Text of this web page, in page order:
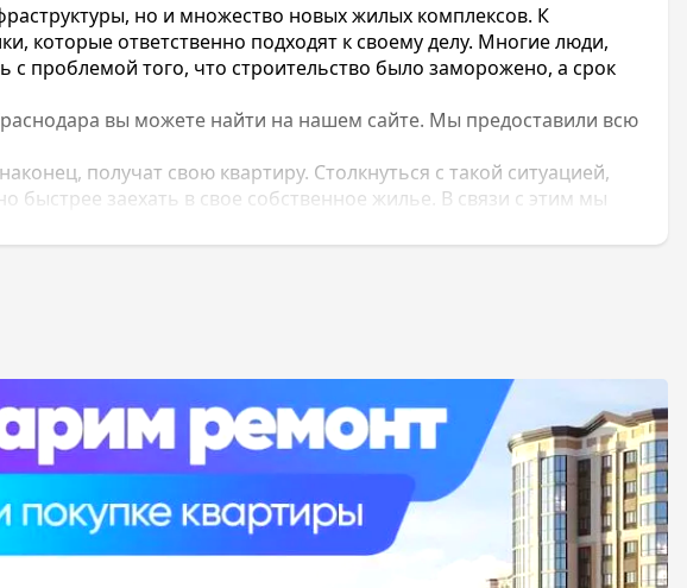
но и множество новых жилых комплексов. К
которые ответственно подходят к своему делу. Многие люди,
проблемой того, что строительство было заморожено, а срок
вы можете найти на нашем сайте. Мы предоставили всю
получат свою квартиру. Столкнуться с такой ситуацией,
заехать в свое собственное жилье. В связи с этим мы
посмотреть рейтинг белых застройщиков города
чтобы каждый человек нашел для себя то, что ищет, а также